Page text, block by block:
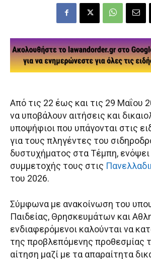
Από τις 22 έως και τις 29 Μαΐου
να υποβάλουν αιτήσεις και
υποψήφιοι που υπάγονται στις
για τους πληγέντες του
δυστυχήματος στα Τέμπη, ενόψει
συμμετοχής τους στις
του 2026.
Σύμφωνα με ανακοίνωση του
Παιδείας, Θρησκευμάτων και
ενδιαφερόμενοι καλούνται να
της προβλεπόμενης προθεσμίας
αίτηση μαζί με τα απαραίτητα